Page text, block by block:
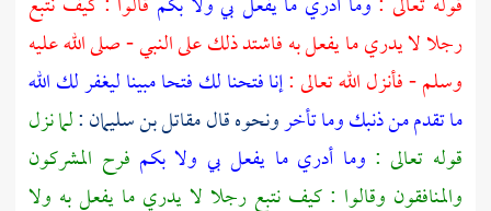
رجلا لا يدري ما يفعل به فاشتد ذلك على النبي - صلى الله عليه
وسلم - فأنزل الله تعالى :إنا فتحنا لك فتحا مبينا ليغفر لك الله
ما تقدم من ذنبك وما تأخرونحوه قالمقاتل بن سليمان:لما نزل
قوله تعالى : وما أدري ما يفعل بي ولا بكم فرح المشركون
والمنافقون وقالوا : كيف نتبع رجلا لا يدري ما يفعل به ولا